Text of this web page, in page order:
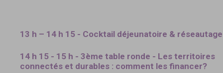
13 h – 14 h 15 - Cocktail déjeunatoire & réseautage
14 h 15 - 15 h - 3ème table ronde - Les territoires
connectés et durables : comment les financer?